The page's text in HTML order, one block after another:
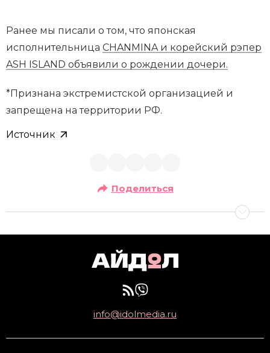
Ранее мы писали о том, что японская
исполнительница CHANMINA и корейский рэпер
ASH ISLAND объявили о рождении дочери.
*Признана экстремистской организацией и
запрещена на территории РФ.
Источник
Поделиться
info@idolmedia.ru